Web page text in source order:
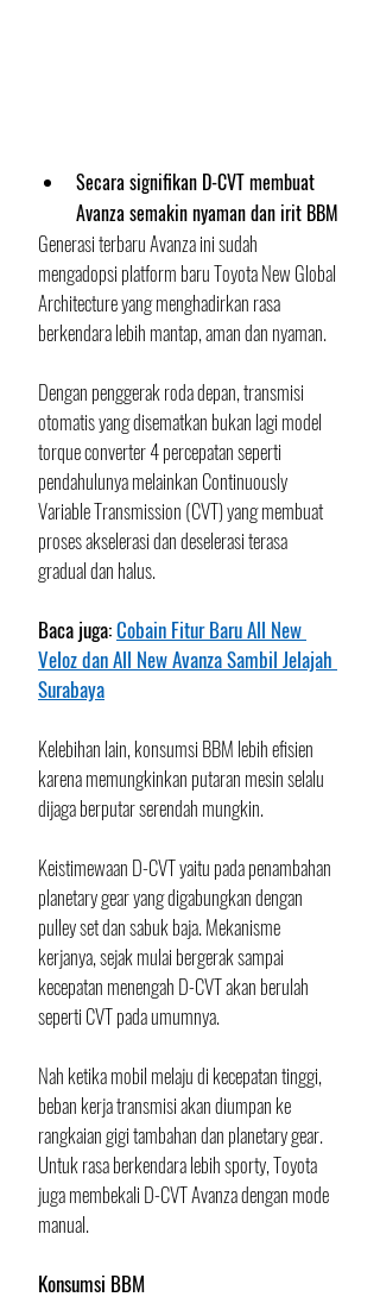
Secara signifikan D-CVT membuat
Avanza semakin nyaman dan irit BBM
Generasi terbaru Avanza ini sudah
mengadopsi platform baru Toyota New Global
Architecture yang menghadirkan rasa
berkendara lebih mantap, aman dan nyaman.
Dengan penggerak roda depan, transmisi
otomatis yang disematkan bukan lagi model
torque converter 4 percepatan seperti
pendahulunya melainkan Continuously
Variable Transmission (CVT) yang membuat
proses akselerasi dan deselerasi terasa
gradual dan halus.
Baca juga: Cobain Fitur Baru All New
Veloz dan All New Avanza Sambil Jelajah
Surabaya
Kelebihan lain, konsumsi BBM lebih efisien
karena memungkinkan putaran mesin selalu
dijaga berputar serendah mungkin.
Keistimewaan D-CVT yaitu pada penambahan
planetary gear yang digabungkan dengan
pulley set dan sabuk baja. Mekanisme
kerjanya, sejak mulai bergerak sampai
kecepatan menengah D-CVT akan berulah
seperti CVT pada umumnya.
Nah ketika mobil melaju di kecepatan tinggi,
beban kerja transmisi akan diumpan ke
rangkaian gigi tambahan dan planetary gear.
Untuk rasa berkendara lebih sporty, Toyota
juga membekali D-CVT Avanza dengan mode
manual.
Konsumsi BBM